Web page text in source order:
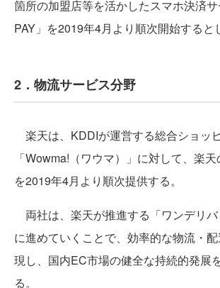
箇所の加盟店等を活かしたスマホ決済
PAY」を2019年4月より順次開始すると
2．物流サービス分野
楽天は、KDDIが運営する総合ショッ
「Wowma!（ワウマ）」に対して、楽
を2019年4月より順次提供する。
両社は、楽天が推進する「ワンデリ
に進めていくことで、効率的な物流・
現し、国内EC市場の健全な持続的発展
る。